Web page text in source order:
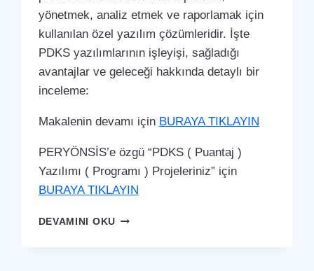
yönetmek, analiz etmek ve raporlamak için
kullanılan özel yazılım çözümleridir. İşte
PDKS yazılımlarının işleyişi, sağladığı
avantajlar ve geleceği hakkında detaylı bir
inceleme:
Makalenin devamı için BURAYA TIKLAYIN
PERYÖNSİS’e özgü “PDKS ( Puantaj )
Yazılımı ( Programı ) Projeleriniz” için
BURAYA TIKLAYIN
DEVAMINI OKUKÖYCEĞIZ